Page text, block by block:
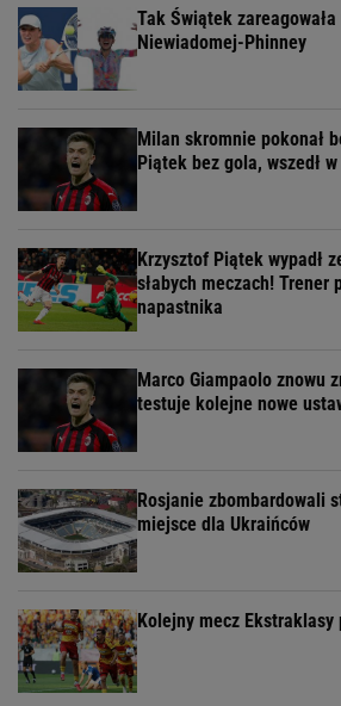
Tak Świątek
Niewiadomej-Phinney
Milan skromnie pokonał
Piątek bez gola, wszedł
Krzysztof Piątek wypadł
słabych meczach! Trener
napastnika
Marco Giampaolo znowu
testuje kolejne nowe
Rosjanie zbombardowali
miejsce dla Ukraińców
Kolejny mecz Ekstraklasy